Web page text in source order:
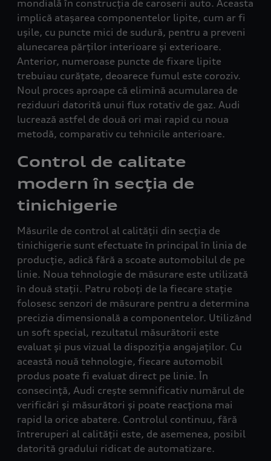
mondială în construcția de caroserii auto. Aceasta
implică atașarea componentelor lipite, cum ar fi
ușile, cu puncte mici de sudură, pentru a preveni
alunecarea părților interioare și exterioare.
Anterior, numeroase puncte de fixare lipite
trebuiau curățate, deoarece fumul este coroziv.
Noul proces aproape că elimină acumularea de
reziduuri datorită unui flux rotativ de gaz. Audi
lucrează astfel de două ori mai rapid cu noua
metodă, comparativ cu tehnicile anterioare.
Control de calitate
modern în secția de
tinichigerie
Măsurile de control al calității din secția de
tinichigerie sunt efectuate în principal în linia de
producție, adică fără a scoate automobilul de pe
linie. Noua tehnologie de măsurare este utilizată
în două stații. Patru roboți de la fiecare stație
folosesc senzori de măsurare pentru a determina
precizia dimensională a componentelor. Utilizând
un soft special, rezultatul măsurătorii este
evaluat și pus vizual la dispoziția angajaților. Cu
această nouă tehnologie, fiecare automobil
produs poate fi evaluat direct pe linie. În
consecință, Audi crește semnificativ numărul de
verificări și măsurători și poate reacționa mai
rapid la orice abatere. Controlul continuu, fără
întreruperi al calității este, de asemenea, posibil
datorită gradului ridicat de automatizare.